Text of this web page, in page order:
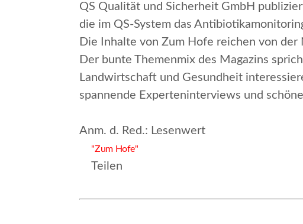
QS Qualität und Sicherheit GmbH
die im QS-System das
Die Inhalte vonZum Hofe reichen von der
Der bunte Themenmix des Magazins
Landwirtschaft und Gesundheit
spannende Experteninterviews und
Anm. d. Red.: Lesenwert
"Zum Hofe"
Teilen